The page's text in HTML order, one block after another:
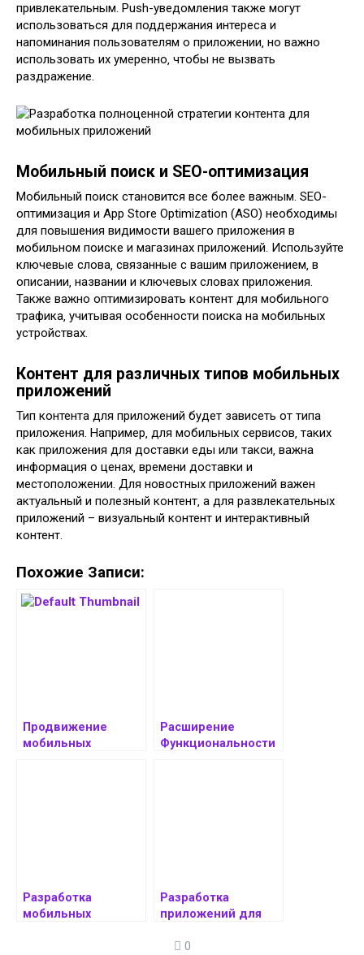
привлекательным. Push-уведомления также могут
использоваться для поддержания интереса и
напоминания пользователям о приложении‚ но важно
использовать их умеренно‚ чтобы не вызвать
раздражение.
Мобильный поиск и SEO-оптимизация
Мобильный поиск становится все более важным. SEO-
оптимизация и App Store Optimization (ASO) необходимы
для повышения видимости вашего приложения в
мобильном поиске и магазинах приложений. Используйте
ключевые слова‚ связанные с вашим приложением‚ в
описании‚ названии и ключевых словах приложения.
Также важно оптимизировать контент для мобильного
трафика‚ учитывая особенности поиска на мобильных
устройствах.
Контент для различных типов мобильных
приложений
Тип контента для приложений будет зависеть от типа
приложения. Например‚ для мобильных сервисов‚ таких
как приложения для доставки еды или такси‚ важна
информация о ценах‚ времени доставки и
местоположении. Для новостных приложений важен
актуальный и полезный контент‚ а для развлекательных
приложений – визуальный контент и интерактивный
контент.
Похожие Записи:
Продвижение
мобильных
Расширение
Функциональности
Разработка
мобильных
Разработка
приложений для
родителей:
0